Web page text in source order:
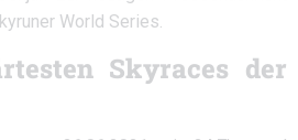
World Series.
Skyraces der